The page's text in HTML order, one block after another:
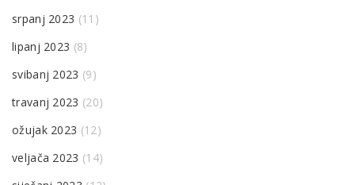
srpanj 2023 (11)
lipanj 2023 (8)
svibanj 2023 (9)
travanj 2023 (20)
ožujak 2023 (12)
veljača 2023 (14)